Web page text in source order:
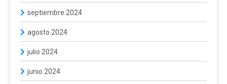
septiembre 2024
agosto 2024
julio 2024
junio 2024